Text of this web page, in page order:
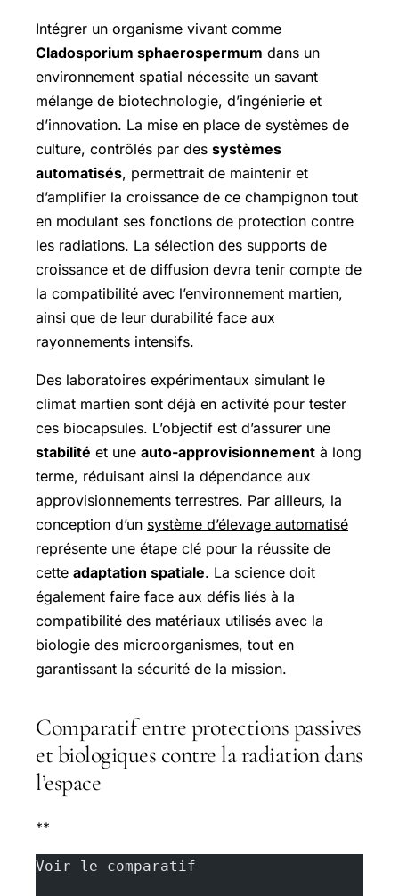
Intégrer un organisme vivant comme
Cladosporium sphaerospermum dans un
environnement spatial nécessite un savant
mélange de biotechnologie, d’ingénierie et
d’innovation. La mise en place de systèmes de
culture, contrôlés par des systèmes
automatisés, permettrait de maintenir et
d’amplifier la croissance de ce champignon tout
en modulant ses fonctions de protection contre
les radiations. La sélection des supports de
croissance et de diffusion devra tenir compte de
la compatibilité avec l’environnement martien,
ainsi que de leur durabilité face aux
rayonnements intensifs.
Des laboratoires expérimentaux simulant le
climat martien sont déjà en activité pour tester
ces biocapsules. L’objectif est d’assurer une
stabilité et une auto-approvisionnement à long
terme, réduisant ainsi la dépendance aux
approvisionnements terrestres. Par ailleurs, la
conception d’un système d’élevage automatisé
représente une étape clé pour la réussite de
cette adaptation spatiale. La science doit
également faire face aux défis liés à la
compatibilité des matériaux utilisés avec la
biologie des microorganismes, tout en
garantissant la sécurité de la mission.
Comparatif entre protections passives
et biologiques contre la radiation dans
l’espace
**
Voir le comparatif